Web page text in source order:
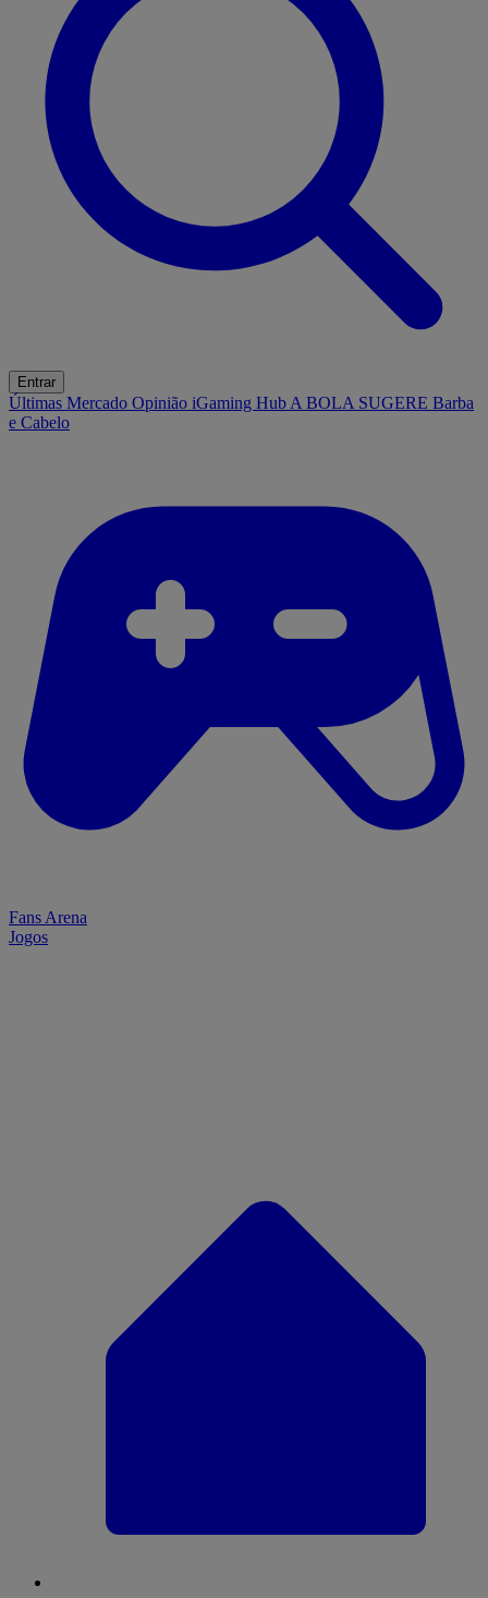
Entrar
Últimas Mercado Opinião iGaming Hub A BOLA SUGERE Barba
e Cabelo
Fans Arena
Jogos